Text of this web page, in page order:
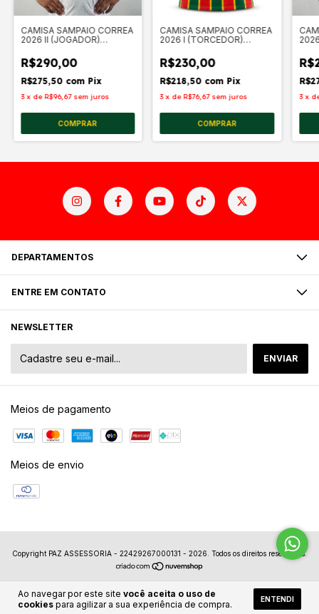
Ao navegar por este site você aceita o uso de
cookies para agilizar a sua experiência de compra. ENTENDI
CAMISA SAMPAIO CORREA
2026 II (JOGADOR)
R$290,00
R$275,50 com Pix
3 x de R$96,67 sem juros
COMPRAR
CAMISA SAMPAIO CORREA
2026 I (TORCEDOR)
R$230,00
R$218,50 com Pix
3 x de R$76,67 sem juros
COMPRAR
3 x
DEPARTAMENTOS
ENTRE EM CONTATO
NEWSLETTER
Meios de pagamento
Meios de envio
Copyright PAZ ASSESSORIA - 22429267000131 - 2026. Todos os direitos reservados.